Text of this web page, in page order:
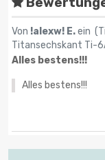
Von !alexw! E.ein (
Titansechskant Ti-
Alles bestens!!!
Alles bestens!!!